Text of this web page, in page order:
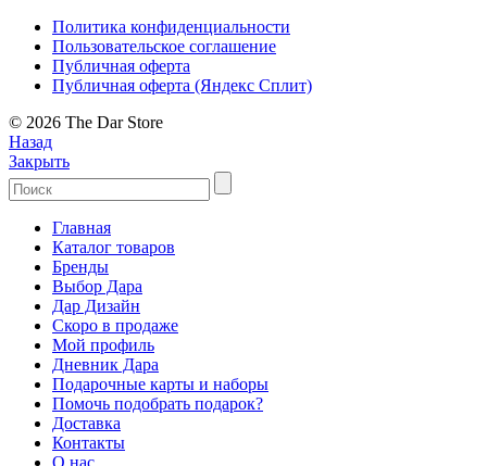
Политика конфиденциальности
Пользовательское соглашение
Публичная оферта
Публичная оферта (Яндекс Сплит)
© 2026 The Dar Store
Назад
Закрыть
Главная
Каталог товаров
Бренды
Выбор Дара
Дар Дизайн
Скоро в продаже
Мой профиль
Дневник Дара
Подарочные карты и наборы
Помочь подобрать подарок?
Доставка
Контакты
О нас